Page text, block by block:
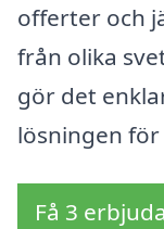
offerter och
från olika
gör det
lösningen
Få 3